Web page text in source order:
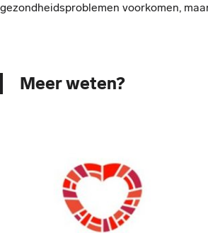
gezondheidsproblemen voorkomen,
Meer weten?